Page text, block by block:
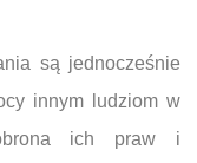
są jednocześnie
innym ludziom w
ich praw i